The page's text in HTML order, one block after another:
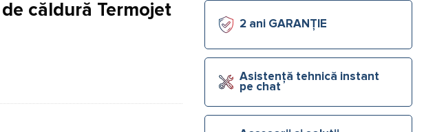
căldură Termojet
2 ani GARANȚIE
Asistență tehnică instant
pe chat